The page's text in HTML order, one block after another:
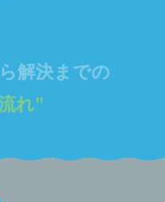
解決までの
れ”